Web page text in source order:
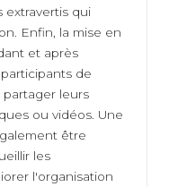
extravertis qui
Enfin, la mise en
et après
de
leurs
ou vidéos. Une
être
les
l'organisation